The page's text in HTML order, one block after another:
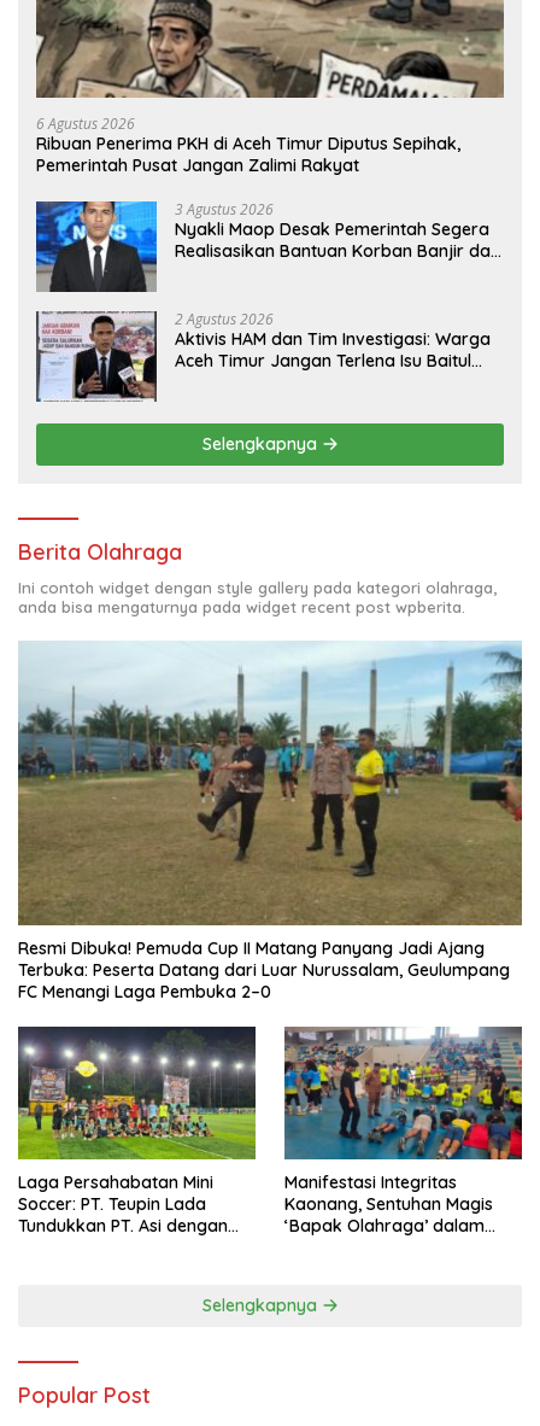
6 Agustus 2026
Ribuan Penerima PKH di Aceh Timur Diputus Sepihak,
Pemerintah Pusat Jangan Zalimi Rakyat
3 Agustus 2026
Nyakli Maop Desak Pemerintah Segera
Realisasikan Bantuan Korban Banjir dan
2 Agustus 2026
Aktivis HAM dan Tim Investigasi: Warga
Aceh Timur Jangan Terlena Isu Baitul
Selengkapnya
Berita Olahraga
Ini contoh widget dengan style gallery pada kategori olahraga,
anda bisa mengaturnya pada widget recent post wpberita.
Resmi Dibuka! Pemuda Cup II Matang Panyang Jadi Ajang
Terbuka: Peserta Datang dari Luar Nurussalam, Geulumpang
FC Menangi Laga Pembuka 2–0
Laga Persahabatan Mini
Soccer: PT. Teupin Lada
Tundukkan PT. Asi dengan
Manifestasi Integritas
Kaonang, Sentuhan Magis
‘Bapak Olahraga’ dalam
Selengkapnya
Popular Post